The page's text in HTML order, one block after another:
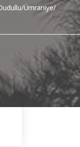
Ümraniye/